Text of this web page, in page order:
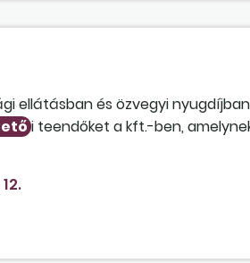
ellátásban és özvegyi
i teendőket a kft.-ben,
kell őt bejelenteni, mivel havi 50
ha az érintett tag májustól
forintos megbízási díjat számol